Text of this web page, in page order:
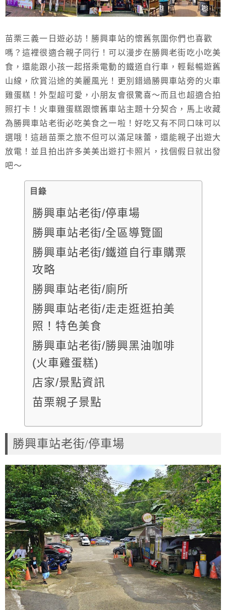
苗栗三義一日遊必訪！勝興車站的懷舊氛圍你們也喜歡
嗎？這裡很適合親子同行！可以漫步在勝興老街吃小吃美
食，還能跟小孩一起搭乘電動的鐵道自行車，輕鬆暢遊舊
山線，欣賞沿途的美麗風光！更別錯過勝興車站旁的火車
雞蛋糕！外型超可愛，小朋友會很驚喜～而且也超適合拍
照打卡！火車雞蛋糕跟懷舊車站主題十分契合，馬上收藏
為勝興車站老街必吃美食之一啦！好吃又有不同口味可以
選哦！這趟苗栗之旅不但可以滿足味蕾，還能親子出遊大
放電！並且拍出許多美美出遊打卡照片，找個假日就出發
吧～
目錄
勝興車站老街/停車場
勝興車站老街/全區導覽圖
勝興車站老街/鐵道自行車購票
攻略
勝興車站老街/廁所
勝興車站老街/走走逛逛拍美
照！特色美食
勝興車站老街/勝興黑油咖啡
(火車雞蛋糕)
店家/景點資訊
苗栗親子景點
勝興車站老街/停車場